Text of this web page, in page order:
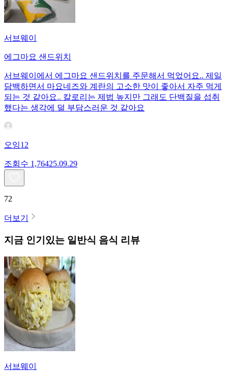
서브웨이
에그마요 샌드위치
서브웨이에서 에그마요 샌드위치를 주문해서 먹었어요.. 제일
담백하면서 마요네즈와 계란의 고소한 맛이 좋아서 자주 먹게
되는 것 같아요.. 칼로리는 제법 높지만 그래도 단백질을 섭취
했다는 생각에 덜 부담스러운 것 같아요
오잉12
조회수 1,76425.09.29
72
더보기
지금 인기있는 일반식 음식 리뷰
서브웨이